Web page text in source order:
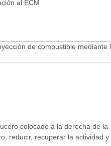
al ECM
de combustible mediante
colocado a la derecha de la
reducir, recuperar la actividad y